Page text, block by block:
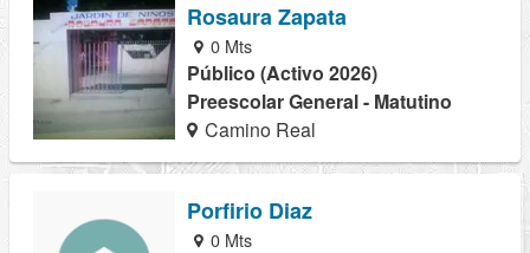
Rosaura Zapata
0 Mts
Público (Activo 2026)
Preescolar General - Matutino
Camino Real
Porfirio Diaz
0 Mts